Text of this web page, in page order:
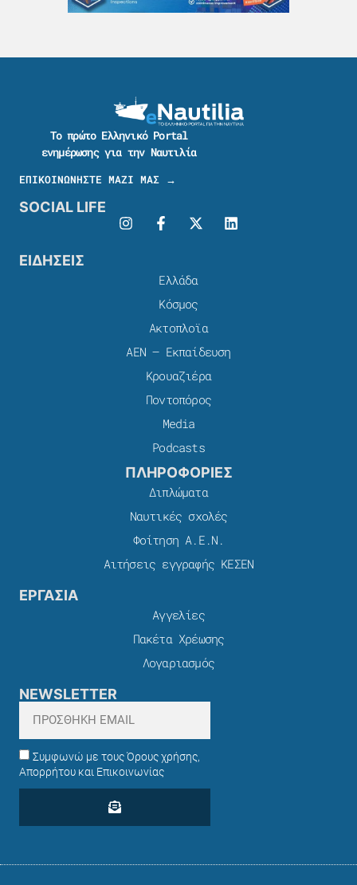
Το πρώτο Ελληνικό Portal
ενημέρωσης για την Ναυτιλία
ΕΠΙΚΟΙΝΩΝΗΣΤΕ ΜΑΖΙ ΜΑΣ →
SOCIAL LIFE
ΕΙΔΗΣΕΙΣ
Ελλάδα
Κόσμος
Ακτοπλοϊα
ΑΕΝ – Εκπαίδευση
Κρουαζιέρα
Ποντοπόρος
Media
Podcasts
ΠΛΗΡΟΦΟΡΙΕΣ
Διπλώματα
Ναυτικές σχολές
Φοίτηση Α.Ε.Ν.
Αιτήσεις εγγραφής ΚΕΣΕΝ
ΕΡΓΑΣΙΑ
Αγγελίες
Πακέτα Χρέωσης​
Λογαριασμός
NEWSLETTER
Συμφωνώ με τους Όρους χρήσης,
Απορρήτου και Επικοινωνίας